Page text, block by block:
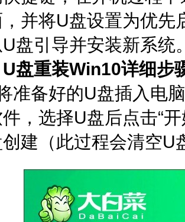
并将U盘设置为优先
盘引导并安装新系统
盘重装Win10详细步
准备好的U盘插入电
，选择U盘后点击“
建（此过程会清空U